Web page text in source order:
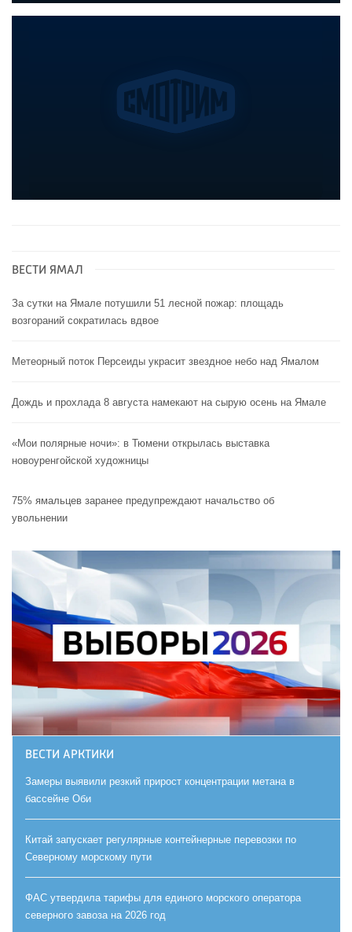
ВЕСТИ ЯМАЛ
За сутки на Ямале потушили 51 лесной пожар: площадь
возгораний сократилась вдвое
Метеорный поток Персеиды украсит звездное небо над Ямалом
Дождь и прохлада 8 августа намекают на сырую осень на Ямале
«Мои полярные ночи»: в Тюмени открылась выставка
новоуренгойской художницы
75% ямальцев заранее предупреждают начальство об
увольнении
ВЕСТИ АРКТИКИ
Замеры выявили резкий прирост концентрации метана в
бассейне Оби
Китай запускает регулярные контейнерные перевозки по
Северному морскому пути
ФАС утвердила тарифы для единого морского оператора
северного завоза на 2026 год